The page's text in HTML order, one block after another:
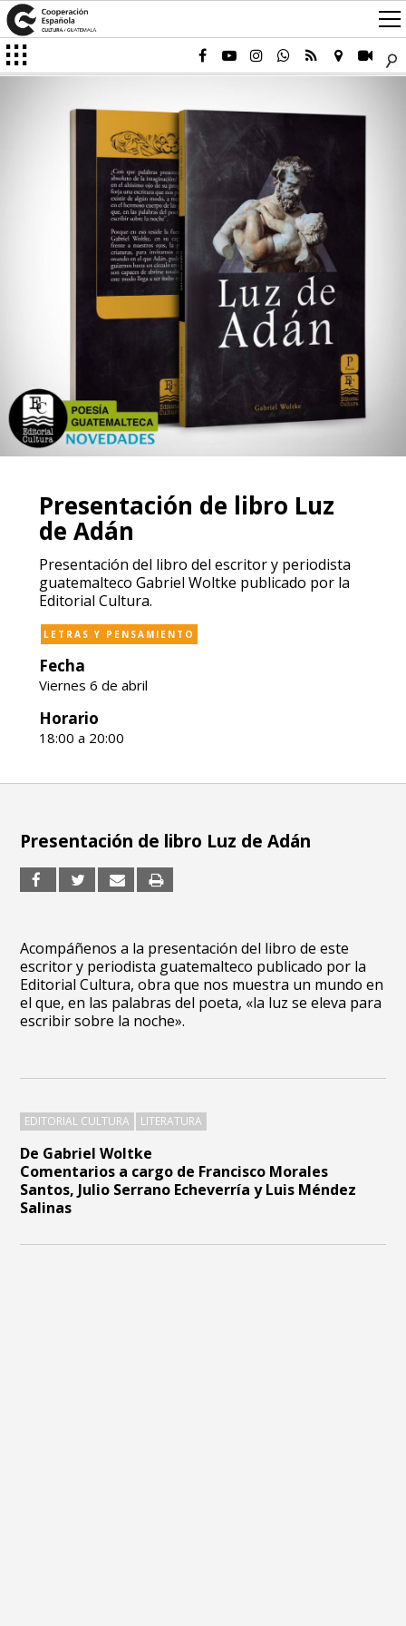
Presentación de libro Luz
de Adán
Presentación del libro del escritor y periodista
guatemalteco Gabriel Woltke publicado por la
Editorial Cultura.
LETRAS Y PENSAMIENTO
Fecha
Viernes 6 de abril
Horario
18:00 a 20:00
De Gabriel Woltke
Comentarios a cargo de Francisco Morales
Santos, Julio Serrano Echeverría y Luis Méndez
Salinas
Presentación de libro Luz de Adán
Acompáñenos a la presentación del libro de este
escritor y periodista guatemalteco publicado por la
Editorial Cultura, obra que nos muestra un mundo en
el que, en las palabras del poeta, «la luz se eleva para
escribir sobre la noche».
EDITORIAL CULTURA LITERATURA